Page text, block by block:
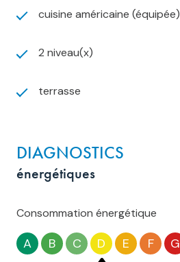
cuisine américaine (équipée)
2 niveau(x)
terrasse
DIAGNOSTICS
énergétiques
Consommation énergétique
A B C D E F G